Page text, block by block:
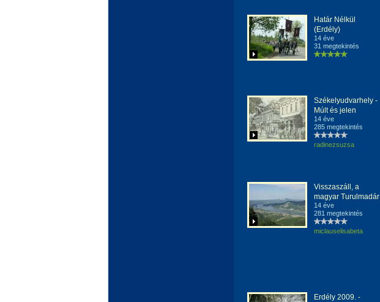
Határ Nélkül
(Erdély)
14 éve
31 megtekintés
Székelyudvarhely -
Múlt és jelen
14 éve
285 megtekintés
radinezsuzsa
Visszaszáll, a
magyar Turulmadár
14 éve
281 megtekintés
miclauselisabeta
Erdély 2009. -